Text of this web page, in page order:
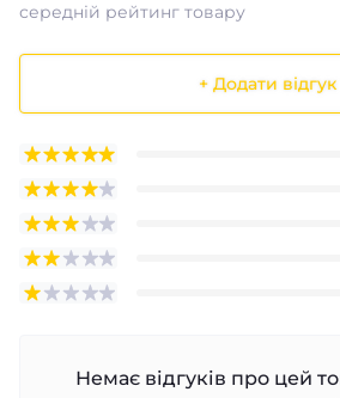
середній рейтинг товару
+ Додати відгук
Немає відгуків про цей